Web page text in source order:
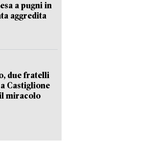
a pugni in
aggredita
due fratelli
Castiglione
miracolo